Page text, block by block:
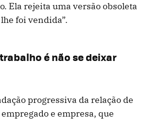
Ela rejeita uma versão obsoleta
foi vendida”.
é não se deixar
progressiva da relação de
e empresa, que